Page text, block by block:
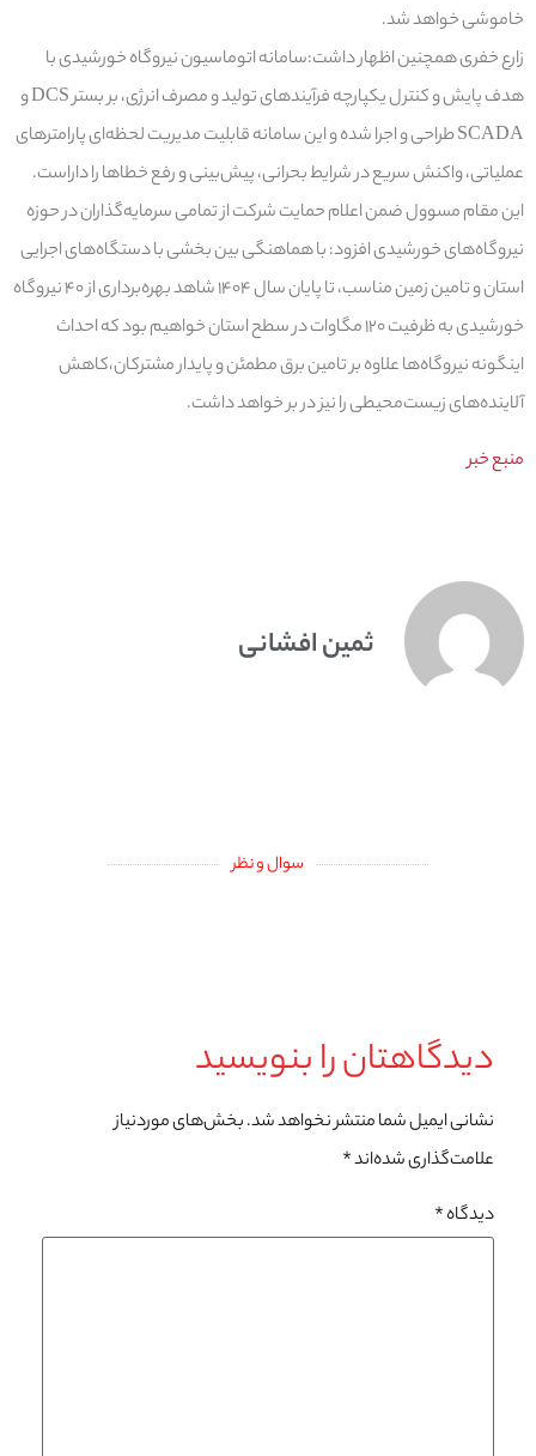
خاموشی خواهد شد.
زارع خفری همچنین اظهار داشت:سامانه اتوماسیون نیروگاه خورشیدی با
هدف پایش و کنترل یکپارچه فرآیندهای تولید و مصرف انرژی، بر بستر DCS و
SCADA طراحی و اجرا شده و این سامانه قابلیت مدیریت لحظه‌ای پارامترهای
عملیاتی، واکنش سریع در شرایط بحرانی، پیش‌بینی و رفع خطاها را داراست.
این مقام مسوول ضمن اعلام حمایت شرکت از تمامی سرمایه‌گذاران در حوزه
نیروگاه‌های خورشیدی افزود: با هماهنگی بین بخشی با دستگاه‌های اجرایی
استان و تامین زمین مناسب، تا پایان سال ۱۴٠۴ شاهد بهره‌برداری از ۴٠ نیروگاه
خورشیدی به ظرفیت ۱۲٠ مگاوات در سطح استان خواهیم بود که احداث
اینگونه نیروگاه‌ها علاوه بر تامین برق مطمئن و پایدار مشترکان،کاهش
آلاینده‌های زیست‌محیطی را نیز در بر خواهد داشت.
منبع خبر
ثمین افشانی
سوال و نظر
دیدگاهتان را بنویسید
نشانی ایمیل شما منتشر نخواهد شد.بخش‌های موردنیاز
علامت‌گذاری شده‌اند*
دیدگاه*